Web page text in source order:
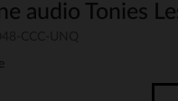
audio Tonies